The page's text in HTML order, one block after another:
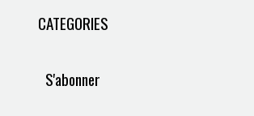
CATEGORIES
S'abonner